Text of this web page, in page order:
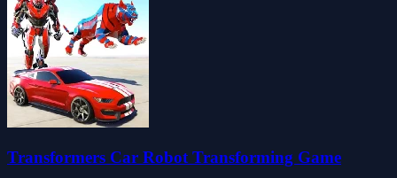
Transformers Car Robot Transforming Game